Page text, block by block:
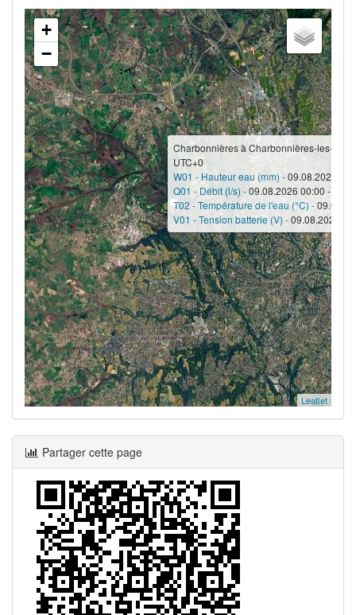
Charbonnières à Charbonnières-les-
UTC+0
W01 - Hauteur eau (mm) -09.08.2026
Q01 - Débit (l/s) -09.08.2026 00:00 -
T02 - Température de l'eau (°C) -
V01 - Tension batterie (V) -09.08.2026
+
−
Leaflet
Partager cette page